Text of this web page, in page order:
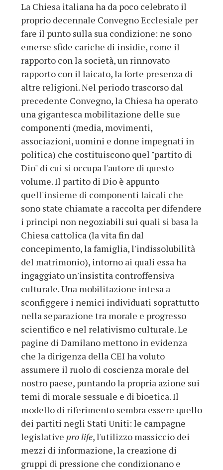
La Chiesa italiana ha da poco celebrato il
proprio decennale Convegno Ecclesiale per
fare il punto sulla sua condizione: ne sono
emerse sfide cariche di insidie, come il
rapporto con la società, un rinnovato
rapporto con il laicato, la forte presenza di
altre religioni. Nel periodo trascorso dal
precedente Convegno, la Chiesa ha operato
una gigantesca mobilitazione delle sue
componenti (media, movimenti,
associazioni, uomini e donne impegnati in
politica) che costituiscono quel "partito di
Dio" di cui si occupa l'autore di questo
volume. Il partito di Dio è appunto
quell'insieme di componenti laicali che
sono state chiamate a raccolta per difendere
i principi non negoziabili sui quali si basa la
Chiesa cattolica (la vita fin dal
concepimento, la famiglia, l'indissolubilità
del matrimonio), intorno ai quali essa ha
ingaggiato un'insistita controffensiva
culturale. Una mobilitazione intesa a
sconfiggere i nemici individuati soprattutto
nella separazione tra morale e progresso
scientifico e nel relativismo culturale. Le
pagine di Damilano mettono in evidenza
che la dirigenza della CEI ha voluto
assumere il ruolo di coscienza morale del
nostro paese, puntando la propria azione sui
temi di morale sessuale e di bioetica. Il
modello di riferimento sembra essere quello
dei partiti negli Stati Uniti: le campagne
legislative pro life, l'utilizzo massiccio dei
mezzi di informazione, la creazione di
gruppi di pressione che condizionano e